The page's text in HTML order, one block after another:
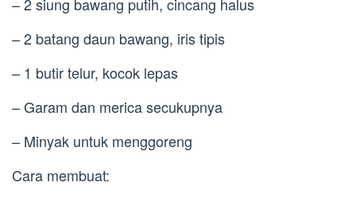
– 2 batang daun bawang, iris tipis
– 1 butir telur, kocok lepas
– Garam dan merica secukupnya
– Minyak untuk menggoreng
Cara membuat: